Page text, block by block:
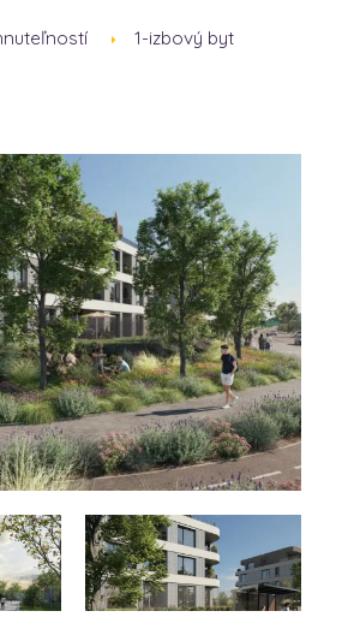
1-izbový byt